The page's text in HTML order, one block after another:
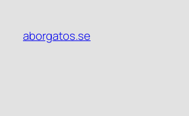
innehåll
aborgatos.se